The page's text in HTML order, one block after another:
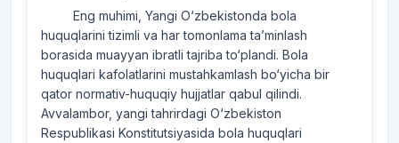
Eng muhimi, Yangi O‘zbekistonda bola
huquqlarini tizimli va har tomonlama ta’minlash
borasida muayyan ibratli tajriba to‘plandi. Bola
huquqlari kafolatlarini mustahkamlash bo‘yicha bir
qator normativ-huquqiy hujjatlar qabul qilindi.
Avvalambor, yangi tahrirdagi O‘zbekiston
Respublikasi Konstitutsiyasida bola huquqlari